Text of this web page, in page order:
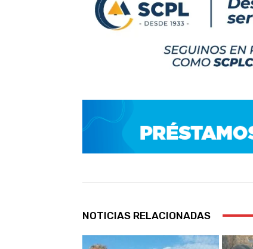
NOTICIAS RELACIONADAS